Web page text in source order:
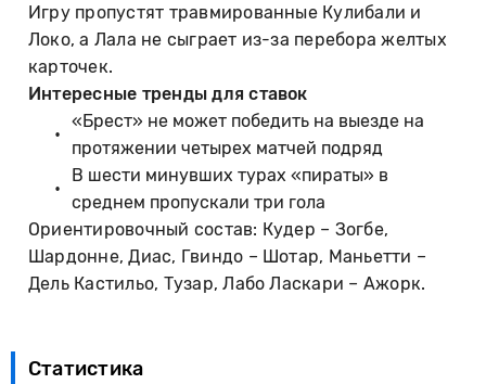
Игру пропустят травмированные Кулибали и
Локо, а Лала не сыграет из-за перебора желтых
карточек.
Интересные тренды для ставок
«Брест» не может победить на выезде на
протяжении четырех матчей подряд
В шести минувших турах «пираты» в
среднем пропускали три гола
Ориентировочный состав: Кудер – Зогбе,
Шардонне, Диас, Гвиндо – Шотар, Маньетти –
Дель Кастильо, Тузар, Лабо Ласкари – Ажорк.
Статистика